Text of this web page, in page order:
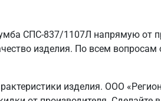
СПС-837/1107Л напрямую от
изделия. По всем вопросам
изделия. ООО